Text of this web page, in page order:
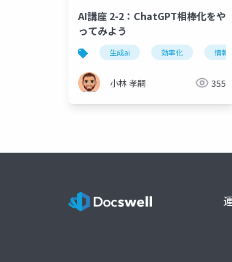
AI講座 2-2：ChatGPT相棒化をや
ってみよう
生成ai 効率化 情報
小林 孝嗣 355